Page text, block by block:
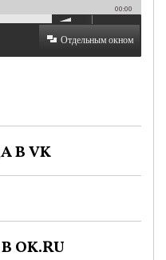
00:00
Отдельным окном
В VK
OK.RU